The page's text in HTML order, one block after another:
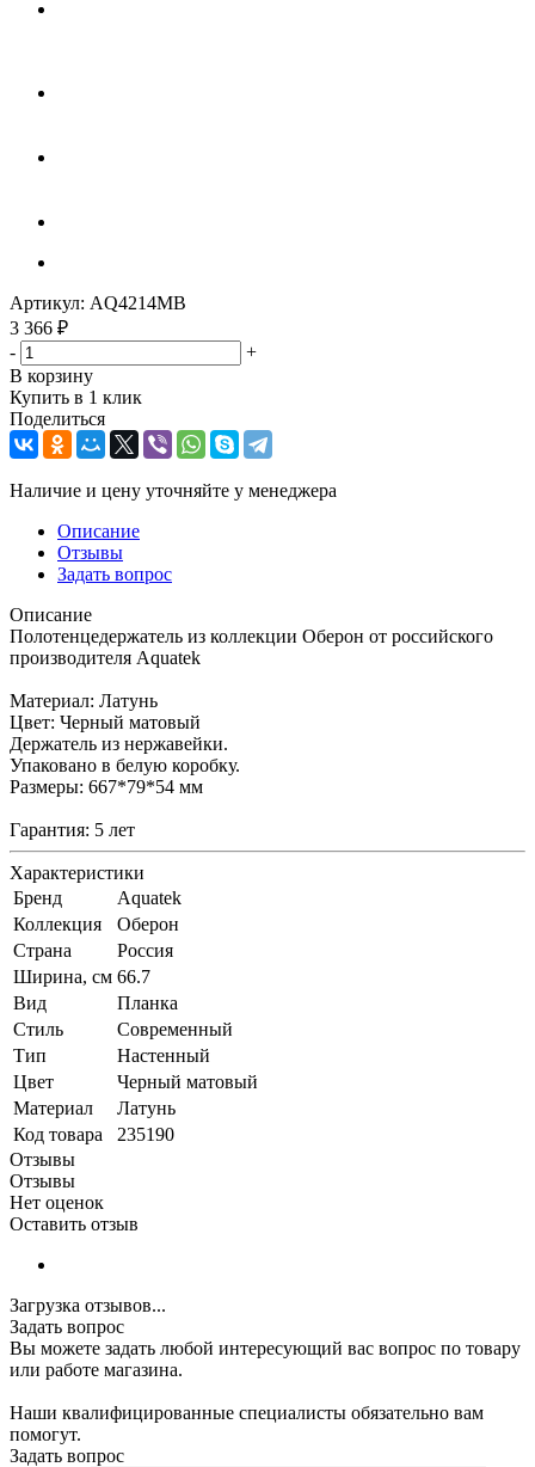
Артикул: AQ4214MB
3 366 ₽
-
+
В корзину
Купить в 1 клик
Поделиться
Наличие и цену уточняйте у менеджера
Описание
Отзывы
Задать вопрос
Описание
Полотенцедержатель из коллекции Оберон от российского
производителя Aquatek
Материал: Латунь
Цвет: Черный матовый
Держатель из нержавейки.
Упаковано в белую коробку.
Размеры: 667*79*54 мм
Гарантия: 5 лет
Характеристики
Бренд
Aquatek
Коллекция
Оберон
Страна
Россия
Ширина, см 66.7
Вид
Планка
Стиль
Современный
Тип
Настенный
Цвет
Черный матовый
Материал
Латунь
Код товара
235190
Отзывы
Отзывы
Нет оценок
Оставить отзыв
Загрузка отзывов...
Задать вопрос
Вы можете задать любой интересующий вас вопрос по товару
или работе магазина.
Наши квалифицированные специалисты обязательно вам
помогут.
Задать вопрос